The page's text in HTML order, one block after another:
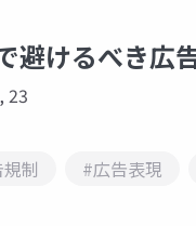
避けるべき広
23
制 #広告表現